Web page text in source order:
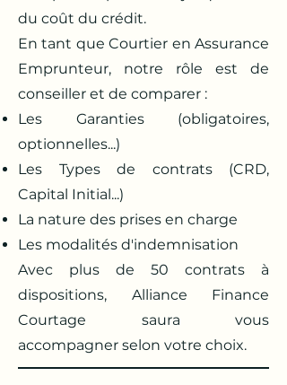
du coût du crédit.
En tant que Courtier en Assurance
Emprunteur, notre rôle est de
conseiller et de comparer :
Les Garanties (obligatoires,
optionnelles...)
Les Types de contrats (CRD,
Capital Initial...)
La nature des prises en charge
Les modalités d'indemnisation
Avec plus de 50 contrats à
dispositions, Alliance Finance
Courtage saura vous
accompagner selon votre choix.